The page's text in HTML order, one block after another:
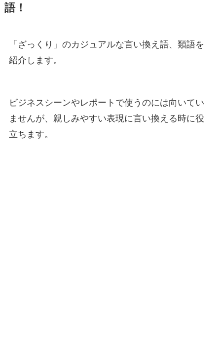
語！
「ざっくり」のカジュアルな言い換え語、類語を
紹介します。
ビジネスシーンやレポートで使うのには向いてい
ませんが、親しみやすい表現に言い換える時に役
立ちます。